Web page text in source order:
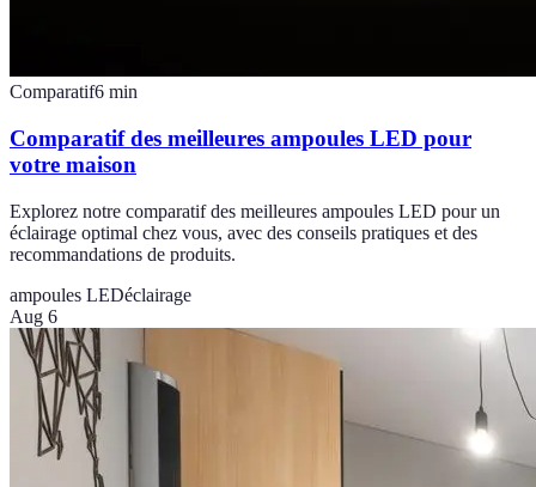
Comparatif6 min
Comparatif des meilleures ampoules LED pour
votre maison
Explorez notre comparatif des meilleures ampoules LED pour un
éclairage optimal chez vous, avec des conseils pratiques et des
recommandations de produits.
ampoules LEDéclairage
Aug 6